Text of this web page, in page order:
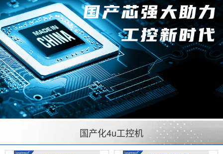
国产化4u工控机